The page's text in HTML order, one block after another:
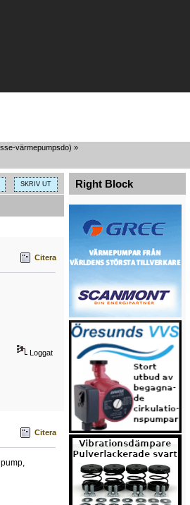
värmepumpsdo) »
SKRIV UT
Citera
Loggat
Citera
Right Block